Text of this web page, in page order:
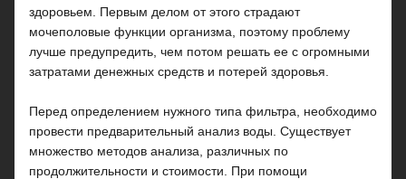
здоровьем. Первым делом от этого страдают
мочеполовые функции организма, поэтому проблему
лучше предупредить, чем потом решать ее с огромными
затратами денежных средств и потерей здоровья.
Перед определением нужного типа фильтра, необходимо
провести предварительный анализ воды. Существует
множество методов анализа, различных по
продолжительности и стоимости. При помощи